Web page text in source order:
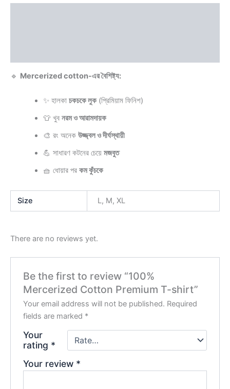
🔹 Mercerized cotton-এর বৈশিষ্ট্য:
✨ হালকা চকচকে লুক(প্রিমিয়াম ফিনিশ)
👕 খুব নরম ও আরামদায়ক
🎨 রং অনেক উজ্জ্বল ও দীর্ঘস্থায়ী
💪 সাধারণ কটনের চেয়ে মজবুত
🧺 ধোয়ার পর কম কুঁচকে
Size L, M, XL
There are no reviews yet.
Be the first to review “100%
Mercerized Cotton Premium T-shirt”
Your email address will not be published. Required
fields are marked *
Your
rating *
Your review *